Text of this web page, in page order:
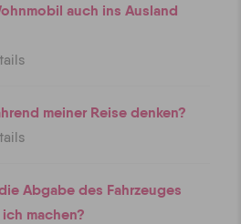
auch ins Ausland
meiner Reise denken?
Abgabe des Fahrzeuges
machen?